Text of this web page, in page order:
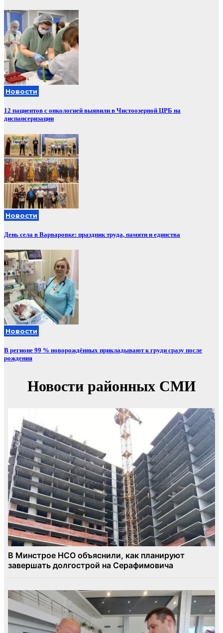
Новости
12 пациентов с онкологией выявили в Чистоозерной ЦРБ на
диспансеризации
Новости
День села в Варваровке: праздник труда, памяти и единства
Новости
В регионе 99 % новорождённых прикладывают к груди сразу после
рождения